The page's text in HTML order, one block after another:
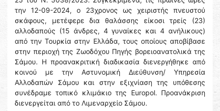
την 12-09-2024, ο 23χρονος ως χειριστής πνευστού
σκάφους, μετέφερε δια θαλάσσης είκοσι τρείς (23)
αλλοδαπούς (15 άνδρες, 4 γυναίκες και 4 ανήλικους)
από την Τουρκία στην Ελλάδα, τους οποίους αποβίβασε
στην περιοχή της Ζωοδόχου Πηγής βορειοανατολικά της
Σάμου. Η προανακριτική διαδικασία διενεργήθηκε από
κοινού με την Αστυνομική Διεύθυνση/ Υπηρεσία
Αλλοδαπών Σάμου και στην εξιχνίαση της υπόθεσης
συνέδραμε τοπικό κλιμάκιο της Europol. Προανάκριση
διενεργείται από το Λιμεναρχείο Σάμου.